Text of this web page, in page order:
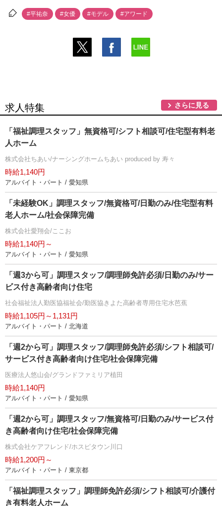
#平祐奈 #女優 #モデル #アワード
求人特集 さらに見る
「福祉調理スタッフ」無資格可/シフト相談可/住宅型有料老
人ホーム
株式会社ちあい/ナーシングホームちあい produced by 寿々
時給1,140円
アルバイト・パート / 愛知県
「未経験OK」調理スタッフ/無資格可/日勤のみ/住宅型有料
老人ホーム/社会保障完備
株式会社愛翔会/ここお
時給1,140円～
アルバイト・パート / 愛知県
「週3から可」調理スタッフ/調理師免許必須/日勤のみ/サー
ビス付き高齢者向け住宅
社会福祉法人勤医協福祉会/勤医協きよた高齢者専用住宅水芭蕉
時給1,105円～1,131円
アルバイト・パート / 北海道
「週2から可」調理スタッフ/調理師免許必須/シフト相談可/
サービス付き高齢者向け住宅/社会保障完備
医療法人悠山会/グランドファミリア植田
時給1,140円
アルバイト・パート / 愛知県
「週2から可」調理スタッフ/無資格可/日勤のみ/サービス付
き高齢者向け住宅/社会保障完備
株式会社ケアフレンド/ホスピタウン川口
時給1,200円～
アルバイト・パート / 東京都
「福祉調理スタッフ」調理師免許必須/シフト相談可/介護付
き有料老人ホーム